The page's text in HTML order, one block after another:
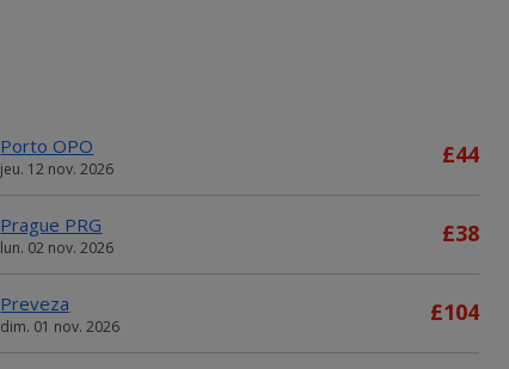
Porto OPO
jeu. 12 nov. 2026
£44
Prague PRG
lun. 02 nov. 2026
£38
Preveza
dim. 01 nov. 2026
£104